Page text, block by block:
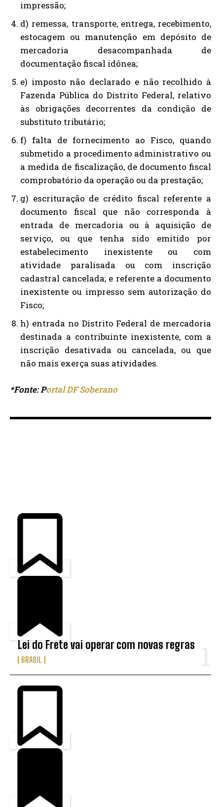
impressão;
d) remessa, transporte, entrega, recebimento,
estocagem ou manutenção em depósito de
mercadoria desacompanhada de
documentação fiscal idônea;
e) imposto não declarado e não recolhido à
Fazenda Pública do Distrito Federal, relativo
às obrigações decorrentes da condição de
substituto tributário;
f) falta de fornecimento ao Fisco, quando
submetido a procedimento administrativo ou
a medida de fiscalização, de documento fiscal
comprobatório da operação ou da prestação;
g) escrituração de crédito fiscal referente a
documento fiscal que não corresponda à
entrada de mercadoria ou à aquisição de
serviço, ou que tenha sido emitido por
estabelecimento inexistente ou com
atividade paralisada ou com inscrição
cadastral cancelada; e referente a documento
inexistente ou impresso sem autorização do
Fisco;
h) entrada no Distrito Federal de mercadoria
destinada a contribuinte inexistente, com a
inscrição desativada ou cancelada, ou que
não mais exerça suas atividades.
*Fonte: Portal DF Soberano
Lei do Frete vai operar com novas regras
BRASIL